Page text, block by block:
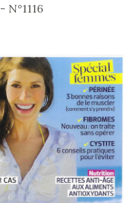
- N°1116